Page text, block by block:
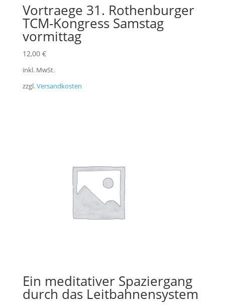
Vortraege 31. Rothenburger
TCM-Kongress Samstag
vormittag
12,00 €
inkl. MwSt.
zzgl.Versandkosten
Ein meditativer Spaziergang
durch das Leitbahnensystem